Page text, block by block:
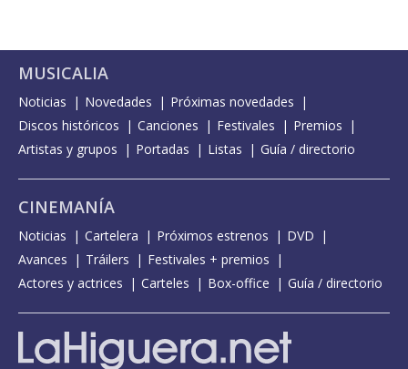
MUSICALIA
Noticias Novedades
Próximas novedades
Discos históricos
Canciones Festivales
Premios
Artistas y grupos
Portadas Listas Guía / directorio
CINEMANÍA
Noticias Cartelera Próximos estrenos
DVD
Avances
Tráilers
Festivales + premios
Actores y actrices
Carteles Box-office Guía / directorio